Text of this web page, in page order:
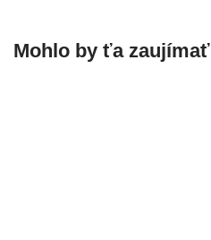
Mohlo by ťa zaujímať